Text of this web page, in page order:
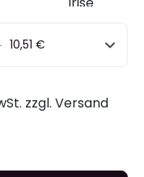
to10,51 €
zzgl. Versand